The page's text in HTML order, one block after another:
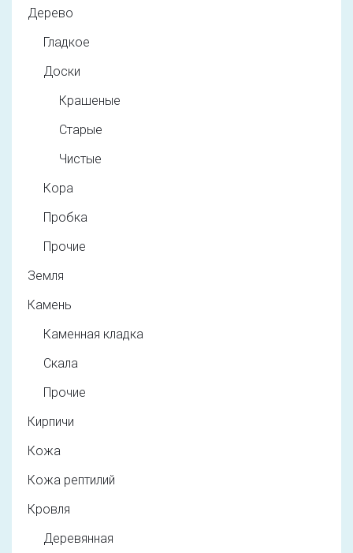
Дерево
Гладкое
Доски
Крашеные
Старые
Чистые
Кора
Пробка
Прочие
Земля
Камень
Каменная кладка
Скала
Прочие
Кирпичи
Кожа
Кожа рептилий
Кровля
Деревянная